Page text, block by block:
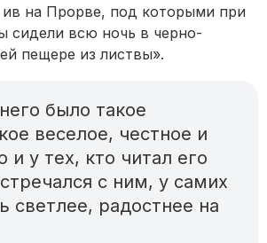
на Прор­ве, под которыми при
сидели всю ночь в черно-
пещере из листвы».
было такое
веселое, честное и
и у тех, кто читал его
с ним, у самих
светлее, радостнее на